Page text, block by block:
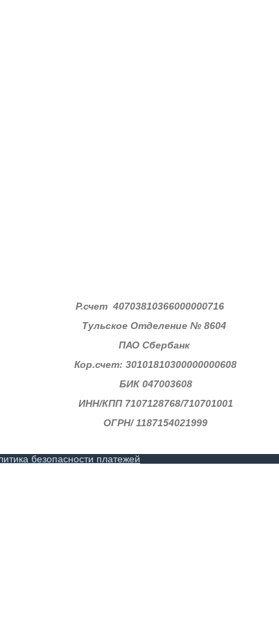
Р.счет 40703810366000000716
Тульское Отделение № 8604
ПАО Сбербанк
Кор.счет: 30101810300000000608
БИК 047003608
ИНН/КПП 7107128768/710701001
ОГРН/ 1187154021999
безопасности платежей